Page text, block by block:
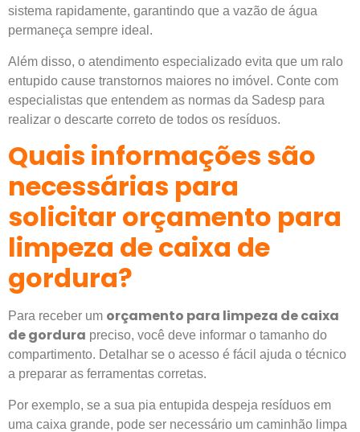
sistema rapidamente, garantindo que a vazão de água
permaneça sempre ideal.
Além disso, o atendimento especializado evita que um ralo
entupido cause transtornos maiores no imóvel. Conte com
especialistas que entendem as normas da Sadesp para
realizar o descarte correto de todos os resíduos.
Quais informações são
necessárias para
solicitar orçamento para
limpeza de caixa de
gordura?
Para receber um orçamento para limpeza de caixa
de gordura preciso, você deve informar o tamanho do
compartimento. Detalhar se o acesso é fácil ajuda o técnico
a preparar as ferramentas corretas.
Por exemplo, se a sua pia entupida despeja resíduos em
uma caixa grande, pode ser necessário um caminhão limpa